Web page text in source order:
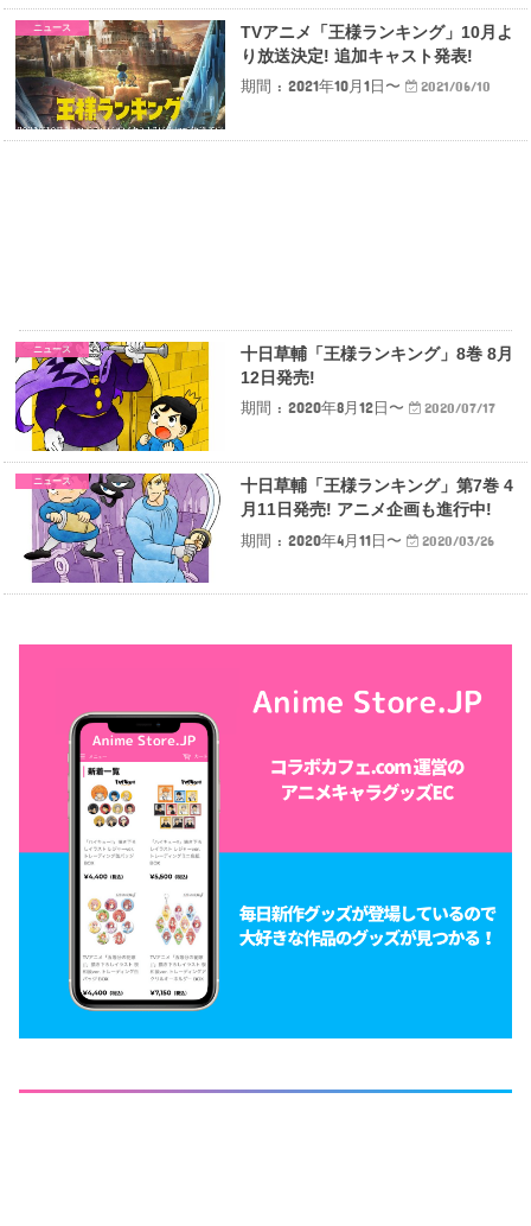
ニュース
TVアニメ「王様ランキング」10月よ
り放送決定! 追加キャスト発表!
期間 : 2021年10月1日〜
2021/06/10
ニュース
十日草輔「王様ランキング」8巻 8月
12日発売!
期間 : 2020年8月12日〜
2020/07/17
ニュース
十日草輔「王様ランキング」第7巻 4
月11日発売! アニメ企画も進行中!
期間 : 2020年4月11日〜
2020/03/26